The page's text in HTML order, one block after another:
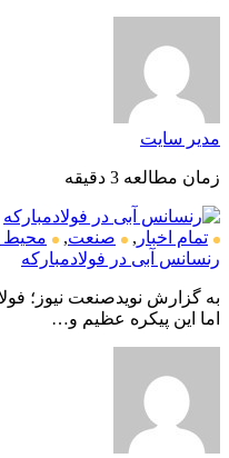
مدیر سایت
زمان مطالعه 3 دقیقه
تمام اخبار , صنعت,
رنسانس آبی در فولادمبارکه
به گزارش نویدصنعت نیوز؛
اما این پیکره عظیم و…